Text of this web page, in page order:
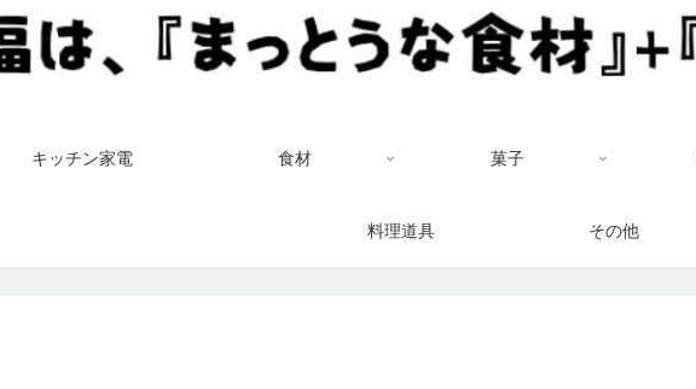
キッチン家電 食材 菓子
料理道具 その他